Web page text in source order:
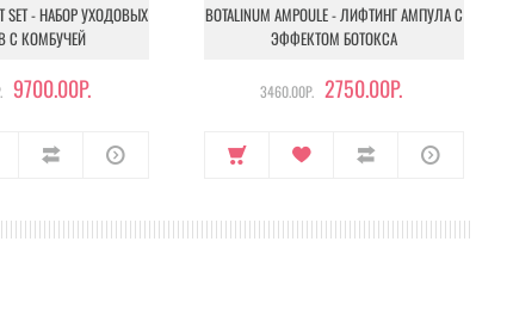
SET - НАБОР УХОДОВЫХ
С КОМБУЧЕЙ
9700.00Р.
BOTALINUM AMPOULE - ЛИФТИНГ АМПУЛА С
ЭФФЕКТОМ БОТОКСА
3460.00Р. 2750.00Р.